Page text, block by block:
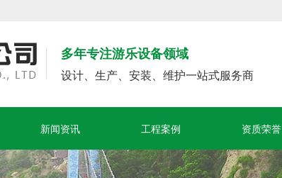
多年专注游乐设备领域
设计、生产、安装、维护一站式服务商
新闻资讯 工程案例 资质荣誉